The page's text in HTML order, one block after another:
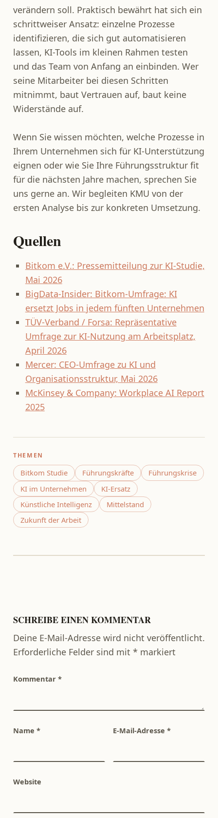
verändern soll. Praktisch bewährt hat sich ein
schrittweiser Ansatz: einzelne Prozesse
identifizieren, die sich gut automatisieren
lassen, KI-Tools im kleinen Rahmen testen
und das Team von Anfang an einbinden. Wer
seine Mitarbeiter bei diesen Schritten
mitnimmt, baut Vertrauen auf, baut keine
Widerstände auf.
Wenn Sie wissen möchten, welche Prozesse in
Ihrem Unternehmen sich für KI-Unterstützung
eignen oder wie Sie Ihre Führungsstruktur fit
für die nächsten Jahre machen, sprechen Sie
uns gerne an. Wir begleiten KMU von der
ersten Analyse bis zur konkreten Umsetzung.
Quellen
Bitkom e.V.: Pressemitteilung zur KI-Studie,
Mai 2026
BigData-Insider: Bitkom-Umfrage: KI
ersetzt Jobs in jedem fünften Unternehmen
TÜV-Verband / Forsa: Repräsentative
Umfrage zur KI-Nutzung am Arbeitsplatz,
April 2026
Mercer: CEO-Umfrage zu KI und
Organisationsstruktur, Mai 2026
McKinsey & Company: Workplace AI Report
2025
THEMEN
Bitkom Studie Führungskräfte
Führungskrise
KI im Unternehmen
KI-Ersatz
Künstliche Intelligenz
Mittelstand
Zukunft der Arbeit
Zurück zur Hauptnavigation springen
SCHREIBE EINEN KOMMENTAR
Deine E-Mail-Adresse wird nicht veröffentlicht.
Erforderliche Felder sind mit * markiert
Kommentar *
Name * E-Mail-Adresse *
Website